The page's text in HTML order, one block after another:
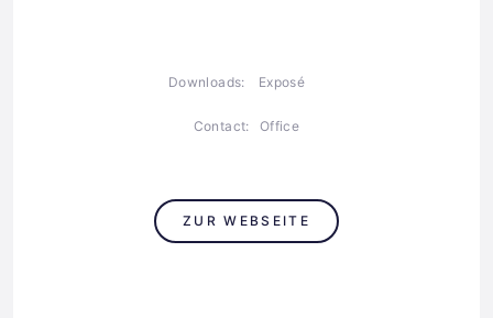
Downloads: Exposé
Contact: Office
ZUR WEBSEITE